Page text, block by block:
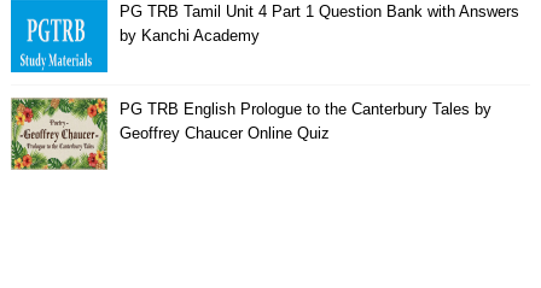
PG TRB Tamil Unit 4 Part 1 Question Bank with Answers
by Kanchi Academy
PG TRB English Prologue to the Canterbury Tales by
Geoffrey Chaucer Online Quiz